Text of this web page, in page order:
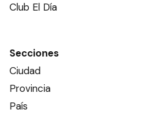
Club El Día
Secciones
Ciudad
Provincia
País